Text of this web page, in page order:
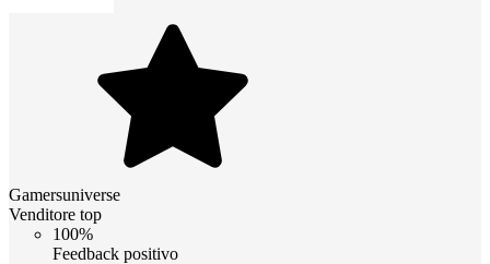
Gamersuniverse
Venditore top
100%
Feedback positivo